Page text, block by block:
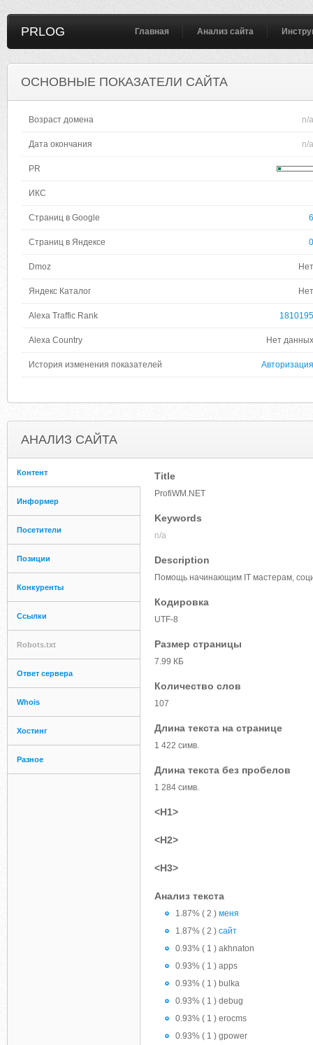
PRLOG Главная Анализ сайта
ОСНОВНЫЕ ПОКАЗАТЕЛИ САЙТА
Возраст домена n/a
Дата окончания n/a
PR
ИКС
Страниц в Google 6
Страниц в Яндексе 0
Dmoz Нет
Яндекс Каталог Нет
Alexa Traffic Rank 1810195
Alexa Country Нет данных
История изменения показателей Авторизация
АНАЛИЗ САЙТА
Контент
Информер
Посетители
Позиции
Конкуренты
Ссылки
Robots.txt
Ответ сервера
Whois
Хостинг
Разное
Title
ProfiWM.NET
Keywords
n/a
Description
Помощь начинающим IT мастерам,
Кодировка
UTF-8
Размер страницы
7.99 КБ
Количество слов
107
Длина текста на странице
1 422 симв.
Длина текста без пробелов
1 284 симв.
<H1>
<H2>
<H3>
Анализ текста
1.87% ( 2 ) меня
1.87% ( 2 ) сайт
0.93% ( 1 ) akhnaton
0.93% ( 1 ) apps
0.93% ( 1 ) bulka
0.93% ( 1 ) debug
0.93% ( 1 ) erocms
0.93% ( 1 ) gpower